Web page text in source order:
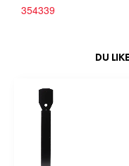
354339
DU